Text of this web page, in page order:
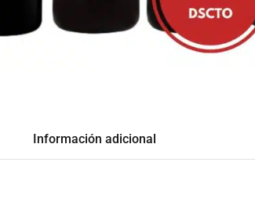
Información adicional